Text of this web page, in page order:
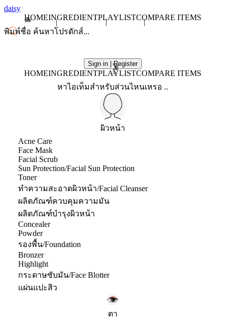
daisy
HOMEINGREDIENTPLAYLISTCOMPARE ITEMS
Sign in | Register
X
HOMEINGREDIENTPLAYLISTCOMPARE ITEMS
หาไอเท็มสำหรับส่วนไหนเหรอ ..
ผิวหน้า
Acne Care
Face Mask
Facial Scrub
Sun Protection/Facial Sun Protection
Toner
ทำความสะอาดผิวหน้า/Facial Cleanser
ผลิตภัณฑ์ควบคุมความมัน
ผลิตภัณฑ์บำรุงผิวหน้า
Concealer
Powder
รองพื้น/Foundation
Bronzer
Highlight
กระดาษซับมัน/Face Blotter
แผ่นแปะสิว
ตา